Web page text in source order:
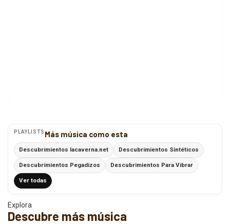
PLAYLISTS Más música como esta
Descubrimientos lacaverna.net Descubrimientos Sintéticos
Descubrimientos Pegadizos Descubrimientos Para Vibrar
Ver todas
Explora
Descubre más música